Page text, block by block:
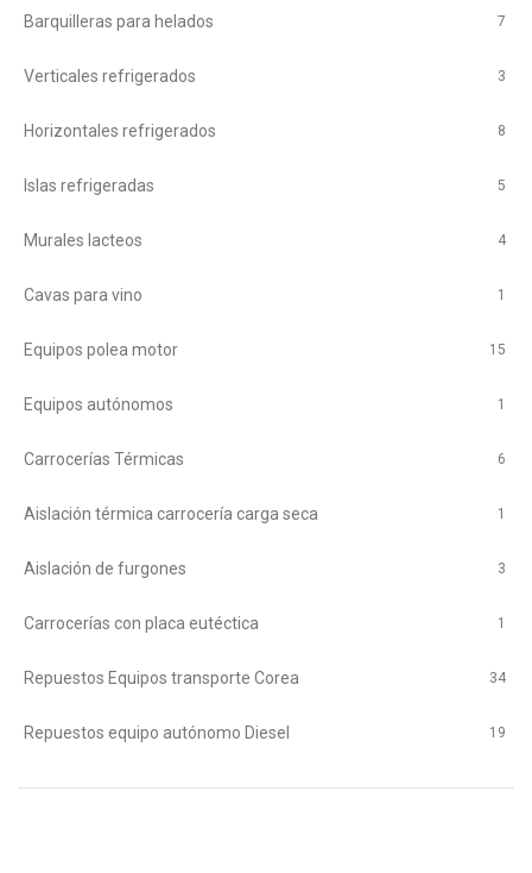
Barquilleras para helados 7
Verticales refrigerados 3
Horizontales refrigerados 8
Islas refrigeradas 5
Murales lacteos 4
Cavas para vino 1
Equipos polea motor 15
Equipos autónomos 1
Carrocerías Térmicas 6
Aislación térmica carrocería carga seca 1
Aislación de furgones 3
Carrocerías con placa eutéctica 1
Repuestos Equipos transporte Corea 34
Repuestos equipo autónomo Diesel 19